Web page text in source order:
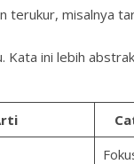
terukur, misalnya
Kata ini lebih